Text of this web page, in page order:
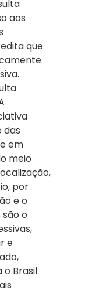
aos
que
das
em
meio
por
e o
o
e
o Brasil